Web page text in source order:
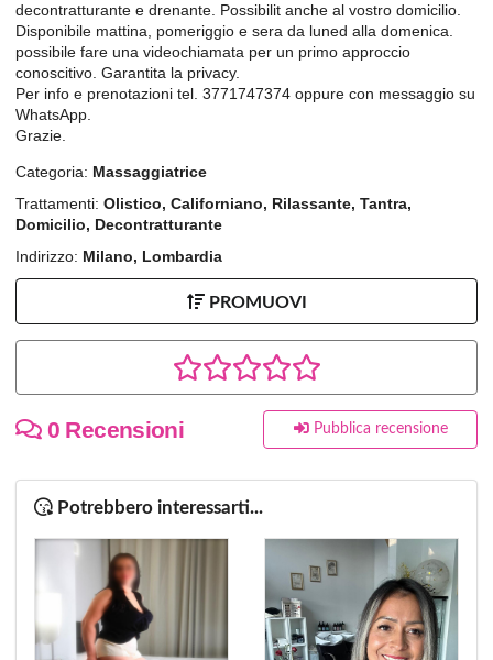
decontratturante e drenante. Possibilit anche al vostro domicilio.
Disponibile mattina, pomeriggio e sera da luned alla domenica.
possibile fare una videochiamata per un primo approccio
conoscitivo. Garantita la privacy.
Per info e prenotazioni tel. 3771747374 oppure con messaggio su
WhatsApp.
Grazie.
Categoria: Massaggiatrice
Trattamenti: Olistico, Californiano, Rilassante, Tantra,
Domicilio, Decontratturante
Indirizzo: Milano, Lombardia
PROMUOVI
0 Recensioni Pubblica recensione
Potrebbero interessarti...